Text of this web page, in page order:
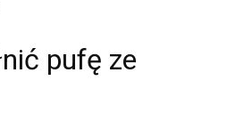
pufę ze